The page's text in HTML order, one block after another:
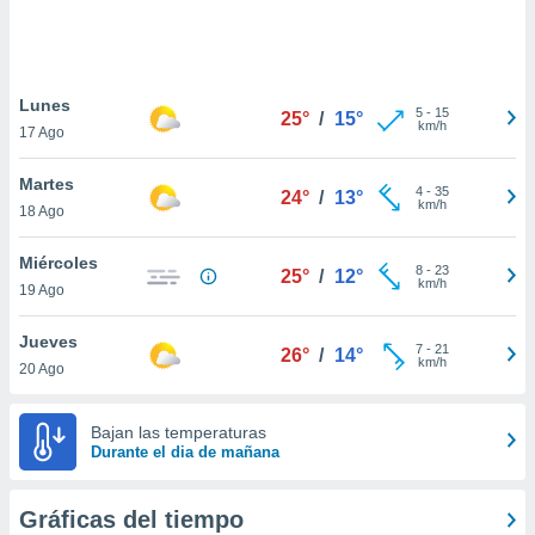
únicos
similares
como
IP
de
traten tus
en
a lo que
Para
Lunes
17 Ago
25° / 15° 5- 15
km/h
Martes
18 Ago
24° / 13° 4- 35
km/h
Miércoles
19 Ago
25° / 12° 8- 23
km/h
Jueves
20 Ago
26° / 14° 7- 21
km/h
Bajan las temperaturas
Durante el dia de mañana
Gráficas del tiempo